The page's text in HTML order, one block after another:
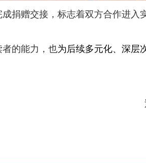
捐赠交接，标志着双方合作进入
的能力，也为后续多元化、深层